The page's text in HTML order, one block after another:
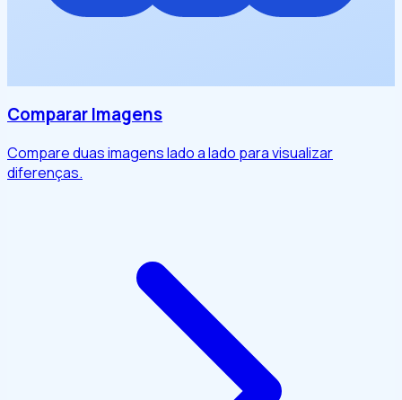
Comparar Imagens
Compare duas imagens lado a lado para visualizar
diferenças.